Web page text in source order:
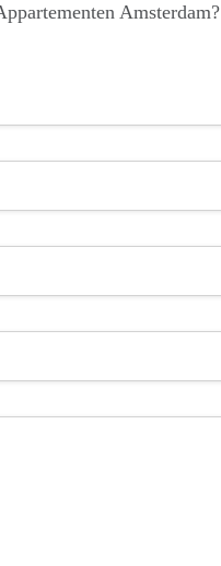
Amsterdam?